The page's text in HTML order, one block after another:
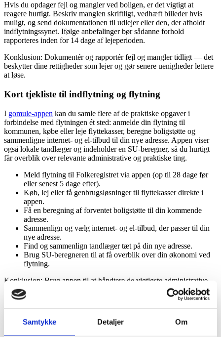
Samtykke Detaljer Om
Hvis du opdager fejl og mangler ved boligen, er det vigtigt at
reagere hurtigt. Beskriv manglen skriftligt, vedhæft billeder hvis
muligt, og send dokumentationen til udlejer eller den, der afholdt
indflytningssynet. Ifølge anbefalinger bør sådanne forhold
rapporteres inden for 14 dage af lejeperioden.
Konklusion: Dokumentér og rapportér fejl og mangler tidligt — det
beskytter dine rettigheder som lejer og gør senere uenigheder lettere
at løse.
Kort tjekliste til indflytning og flytning
I gomule-appen kan du samle flere af de praktiske opgaver i
forbindelse med flytningen ét sted: anmelde din flytning til
kommunen, købe eller leje flyttekasser, beregne boligstøtte og
sammenligne internet- og el‑tilbud til din nye adresse. Appen viser
også lokale tandlæger og indeholder en SU-beregner, så du hurtigt
får overblik over relevante administrative og praktiske ting.
Meld flytning til Folkeregistret via appen (op til 28 dage før
eller senest 5 dage efter).
Køb, lej eller få genbrugsløsninger til flyttekasser direkte i
appen.
Få en beregning af forventet boligstøtte til din kommende
adresse.
Sammenlign og vælg internet- og el‑tilbud, der passer til din
nye adresse.
Find og sammenlign tandlæger tæt på din nye adresse.
Brug SU-beregneren til at få overblik over din økonomi ved
flytning.
Konklusion: Brug appen til at håndtere de vigtigste administrative
og praktiske opgaver i forbindelse med flytningen på ét sted.
Kilder
Ofte stillede spørgsmål om Skal man